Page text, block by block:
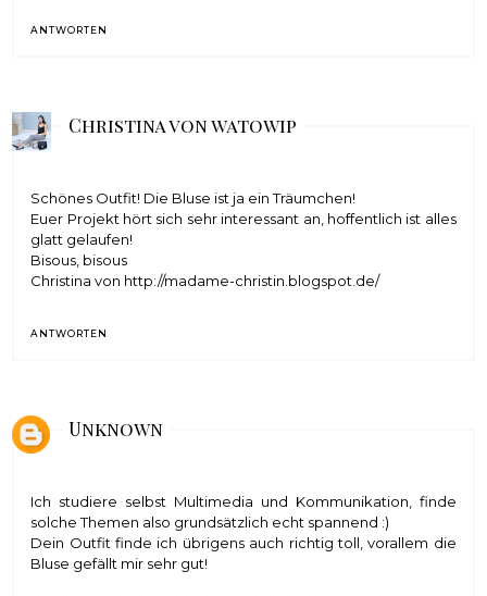
ANTWORTEN
Christina von watowip
Schönes Outfit! Die Bluse ist ja ein Träumchen!
Euer Projekt hört sich sehr interessant an, hoffentlich ist alles
glatt gelaufen!
Bisous, bisous
Christina von http://madame-christin.blogspot.de/
ANTWORTEN
Unknown
Ich studiere selbst Multimedia und Kommunikation, finde
solche Themen also grundsätzlich echt spannend :)
Dein Outfit finde ich übrigens auch richtig toll, vorallem die
Bluse gefällt mir sehr gut!